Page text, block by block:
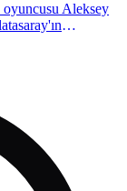
oyuncusu Aleksey
belirterek,